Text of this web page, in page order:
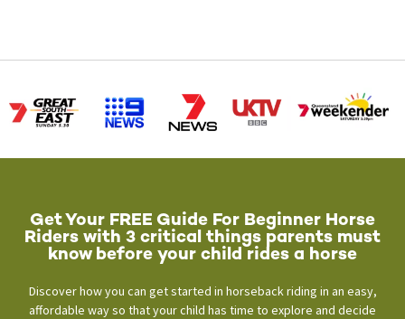
Get Your FREE Guide For Beginner Horse
Riders with 3 critical things parents must
know before your child rides a horse
Discover how you can get started in horseback riding in an easy,
affordable way so that your child has time to explore and decide